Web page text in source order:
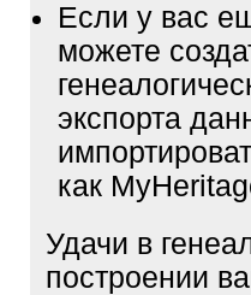
Если у вас
можете
экспорта
как
Удачи в
построении